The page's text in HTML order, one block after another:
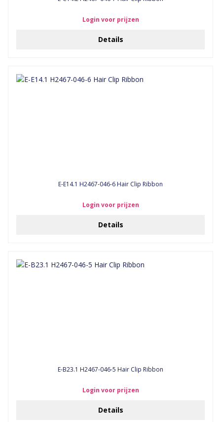
Login voor prijzen
Details
E-E14.1 H2467-046-6 Hair Clip Ribbon
Login voor prijzen
Details
E-B23.1 H2467-046-5 Hair Clip Ribbon
Login voor prijzen
Details